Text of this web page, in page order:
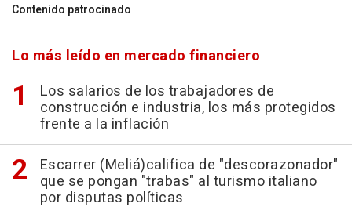
Contenido patrocinado
Lo más leído en mercado financiero
Los salarios de los trabajadores de
construcción e industria, los más protegidos
frente a la inflación
Escarrer (Meliá)califica de "descorazonador"
que se pongan "trabas" al turismo italiano
por disputas políticas